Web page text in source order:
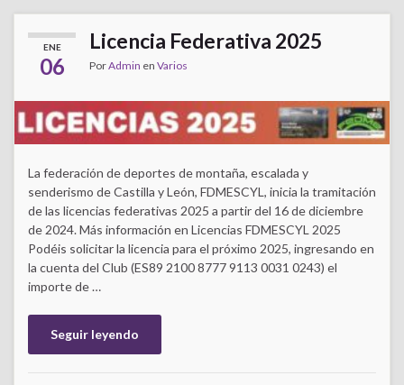
ENE
06
Licencia Federativa 2025
PorAdmin en Varios
La federación de deportes de montaña, escalada y
senderismo de Castilla y León, FDMESCYL, inicia la tramitación
de las licencias federativas 2025 a partir del 16 de diciembre
de 2024. Más información en Licencias FDMESCYL 2025
Podéis solicitar la licencia para el próximo 2025, ingresando en
la cuenta del Club (ES89 2100 8777 9113 0031 0243) el
importe de …
Seguir leyendo